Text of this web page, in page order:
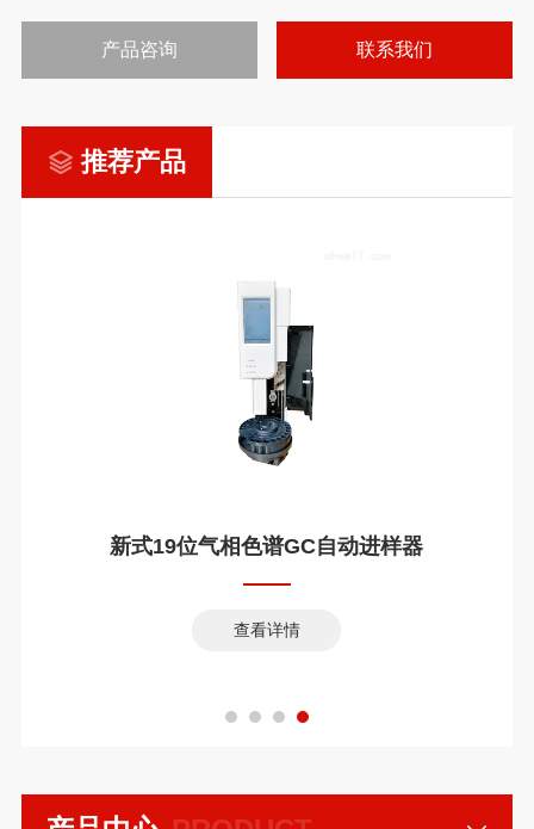
产品咨询 联系我们
推荐产品
新式19位气相色谱GC自动进样器
查看详情